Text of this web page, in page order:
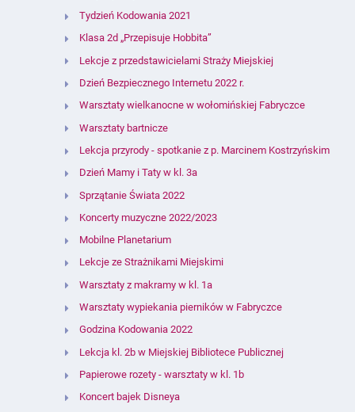
Tydzień Kodowania 2021
Klasa 2d „Przepisuje Hobbita”
Lekcje z przedstawicielami Straży Miejskiej
Dzień Bezpiecznego Internetu 2022 r.
Warsztaty wielkanocne w wołomińskiej Fabryczce
Warsztaty bartnicze
Lekcja przyrody - spotkanie z p. Marcinem Kostrzyńskim
Dzień Mamy i Taty w kl. 3a
Sprzątanie Świata 2022
Koncerty muzyczne 2022/2023
Mobilne Planetarium
Lekcje ze Strażnikami Miejskimi
Warsztaty z makramy w kl. 1a
Warsztaty wypiekania pierników w Fabryczce
Godzina Kodowania 2022
Lekcja kl. 2b w Miejskiej Bibliotece Publicznej
Papierowe rozety - warsztaty w kl. 1b
Koncert bajek Disneya